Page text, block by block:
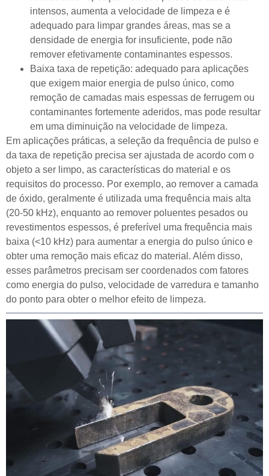
intensos, aumenta a velocidade de limpeza e é
adequado para limpar grandes áreas, mas se a
densidade de energia for insuficiente, pode não
remover efetivamente contaminantes espessos.
Baixa taxa de repetição: adequado para aplicações
que exigem maior energia de pulso único, como
remoção de camadas mais espessas de ferrugem ou
contaminantes fortemente aderidos, mas pode resultar
em uma diminuição na velocidade de limpeza.
Em aplicações práticas, a seleção da frequência de pulso e
da taxa de repetição precisa ser ajustada de acordo com o
objeto a ser limpo, as características do material e os
requisitos do processo. Por exemplo, ao remover a camada
de óxido, geralmente é utilizada uma frequência mais alta
(20-50 kHz), enquanto ao remover poluentes pesados ou
revestimentos espessos, é preferível uma frequência mais
baixa (<10 kHz) para aumentar a energia do pulso único e
obter uma remoção mais eficaz do material. Além disso,
esses parâmetros precisam ser coordenados com fatores
como energia do pulso, velocidade de varredura e tamanho
do ponto para obter o melhor efeito de limpeza.